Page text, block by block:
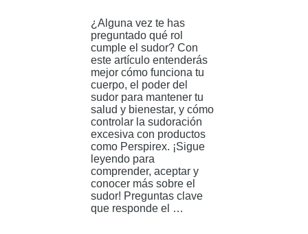
¿Alguna vez te has
preguntado qué rol
cumple el sudor? Con
este artículo entenderás
mejor cómo funciona tu
cuerpo, el poder del
sudor para mantener tu
salud y bienestar, y cómo
controlar la sudoración
excesiva con productos
como Perspirex. ¡Sigue
leyendo para
comprender, aceptar y
conocer más sobre el
sudor! Preguntas clave
que responde el …